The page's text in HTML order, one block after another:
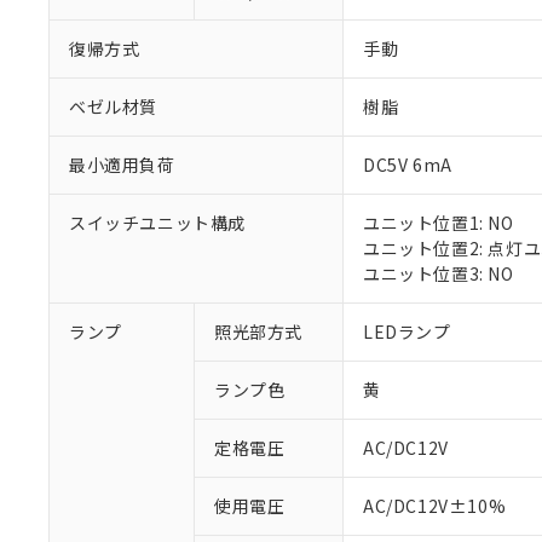
復帰方式 手動
ベゼル材質 樹脂
最小適用負荷 DC5V 6mA
スイッチユニット構成
ユニット位置1: NO
ユニット位置2: 点灯
ユニット位置3: NO
ランプ 照光部方式 LEDランプ
ランプ色 黄
定格電圧 AC/DC12V
使用電圧 AC/DC12V±10%
ご利用条件
※1 対応状況
調査・確認中：
非該当品：ライセ
仕入先様の事情に
があります。
※1 中国